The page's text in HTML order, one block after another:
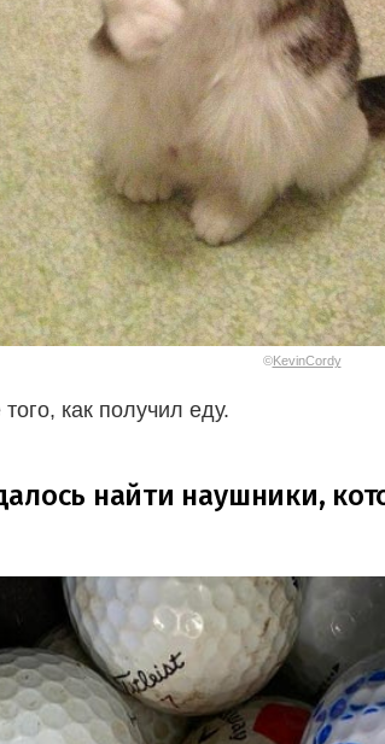
©KevinCordy
как получил еду.
найти наушники,